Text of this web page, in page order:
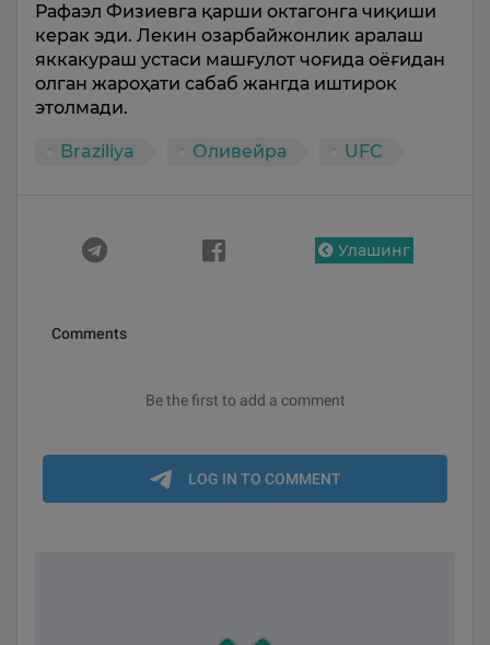
Рафаэл Физиевга қарши октагонга чиқиши
керак эди. Лекин озарбайжонлик аралаш
яккакураш устаси машғулот чоғида оёғидан
олган жароҳати сабаб жангда иштирок
этолмади.
Braziliya Оливейра UFC
Улашинг